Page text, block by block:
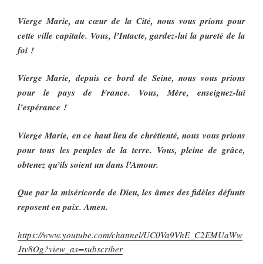
Vierge Marie, au cœur de la Cité, nous vous prions pour
cette ville capitale. Vous, l’Intacte, gardez-lui la pureté de la
foi !
Vierge Marie, depuis ce bord de Seine, nous vous prions
pour le pays de France. Vous, Mère, enseignez-lui
l’espérance !
Vierge Marie, en ce haut lieu de chrétienté, nous vous prions
pour tous les peuples de la terre. Vous, pleine de grâce,
obtenez qu’ils soient un dans l’Amour.
Que par la miséricorde de Dieu, les âmes des fidèles défunts
reposent en paix. Amen.
https://www.youtube.com/channel/UC0Va9VhE_C2EMUaWw
Jtv8Og?view_as=subscriber